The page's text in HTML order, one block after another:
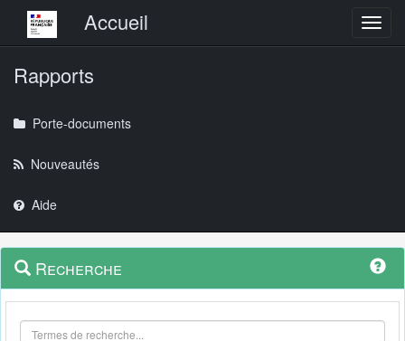
Menu principalAccueil
Rapports
Porte-documents
Nouveautés
Aide
Navigation
outils
Menu
contextuel
Recherche